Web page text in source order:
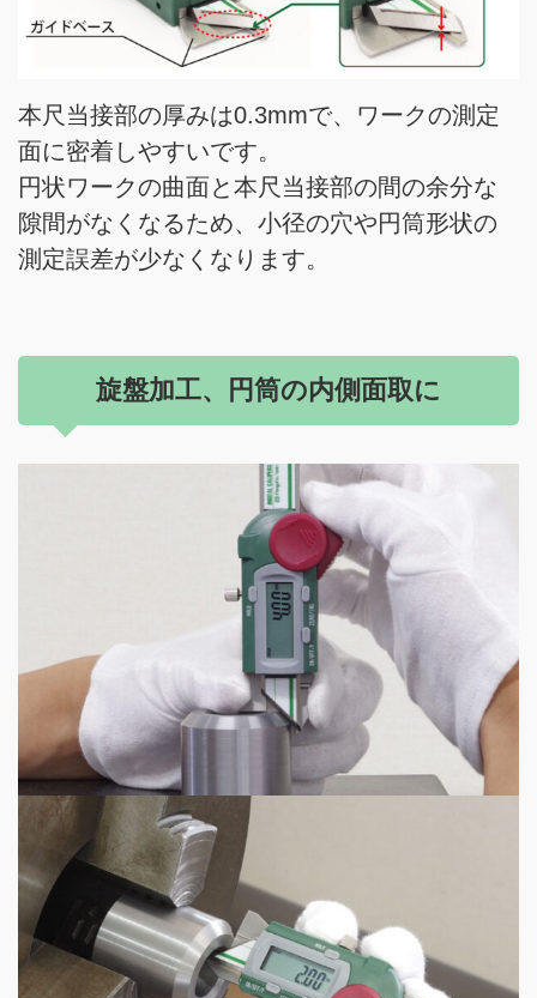
本尺当接部の厚みは0.3mmで、ワークの測定
面に密着しやすいです。
円状ワークの曲面と本尺当接部の間の余分な
隙間がなくなるため、小径の穴や円筒形状の
測定誤差が少なくなります。
旋盤加工、円筒の内側面取に